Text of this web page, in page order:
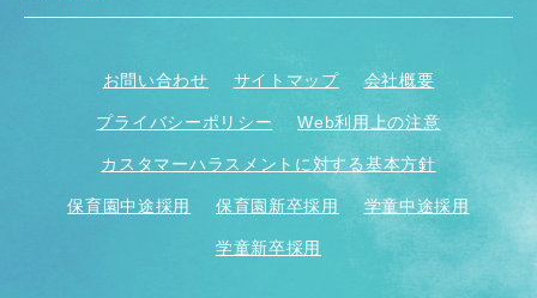
お問い合わせ サイトマップ 会社概要
プライバシーポリシー Web利用上の注意
カスタマーハラスメントに対する基本方針
保育園中途採用 保育園新卒採用 学童中途採用
学童新卒採用